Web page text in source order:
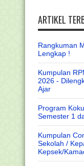
ARTIKEL
Rangkuman
Lengkap !
Kumpulan
2026 -
Ajar
Program
Semester 1
Kumpulan
Sekolah /
Kepsek/